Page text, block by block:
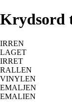
Krydsord
IRREN
LAGET
IRRET
RALLEN
VINYLEN
EMALJEN
EMALIEN